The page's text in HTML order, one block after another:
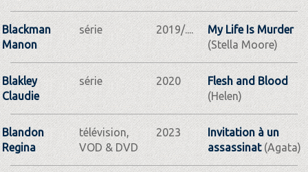
Blackman
Manon
série 2019/....
My Life Is Murder
(Stella Moore)
Blakley
Claudie
série 2020
Flesh and Blood
(Helen)
Blandon
Regina
télévision,
VOD & DVD
2023
Invitation à un
assassinat(Agata)